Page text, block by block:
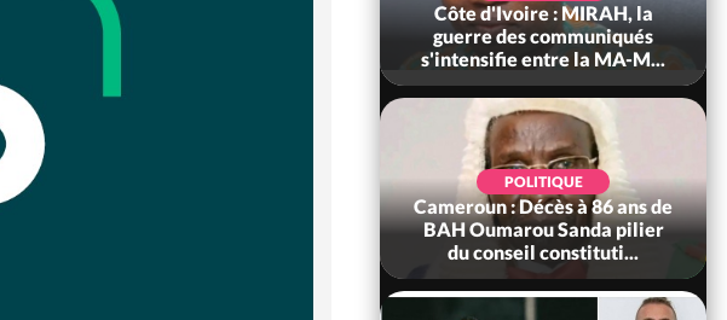
Côte d'Ivoire : Man, deux
personnes périssent dans un
Côte d'Ivoire : MIRAH, la
guerre des communiqués
s'intensifie entre la MA-M...
POLITIQUE
Cameroun : Décès à 86 ans de
BAH Oumarou Sanda pilier
du conseil constituti...